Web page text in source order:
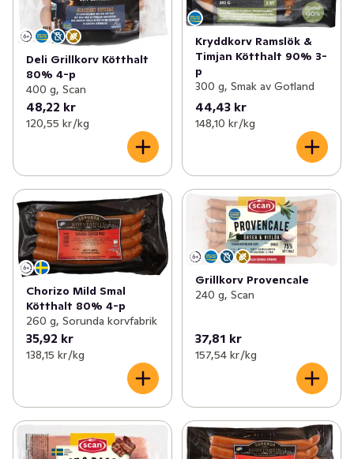
Deli Grillkorv Kötthalt
80% 4-p
400 g, Scan
48,22 kr
120,55 kr /kg
Kryddkorv Ramslök &
Timjan Kötthalt 90% 3-
p
300 g, Smak av Gotland
44,43 kr
148,10 kr /kg
Chorizo Mild Smal
Kötthalt 80% 4-p
260 g, Sorunda korvfabrik
35,92 kr
138,15 kr /kg
Grillkorv Provencale
240 g, Scan
37,81 kr
157,54 kr /kg